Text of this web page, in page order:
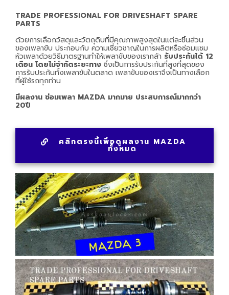
TRADE PROFESSIONAL FOR DRIVESHAFT SPARE
PARTS
ด้วยการเลือกวัสดุและวัตถุดิบที่มีคุณภาพสูงสุดในแต่ละชิ้นส่วน
ของเพลาขับ ประกอบกับ ความเชี่ยวชาญในการผลิตหรือซ่อมแซม
หัวเพลาด้วยวิธีมาตรฐานทำให้เพลาขับของเรากล้า รับประกันได้ 12
เดือน โดยไม่จำกัดระยะทาง ซึ่งเป็นการรับประกันที่สูงที่สุดของ
การรับประกันทั้งเพลาขับในตลาด เพลาขับของเราจึงเป็นทางเลือก
ที่ผู้ใช้รถทุกท่าน
มีผลงาน ซ่อมเพลา MAZDA มากมาย ประสบการณ์มากกว่า
20ปี
คลิกตรงนี้เพื่อดูผลงาน MAZDA
ทั้งหมด